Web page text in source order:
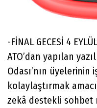
-FİNAL GECESİ 4
ATO’dan yapılan
Odası’nın üyelerinin
kolaylaştırmak
zekâ destekli sohbet